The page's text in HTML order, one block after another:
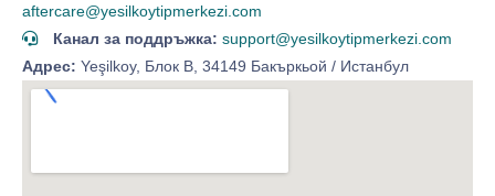
aftercare@yesilkoytipmerkezi.com
Канал за поддръжка: support@yesilkoytipmerkezi.com
Адрес: Yeşilkoy, Блок B, 34149 Бакъркьой / Истанбул